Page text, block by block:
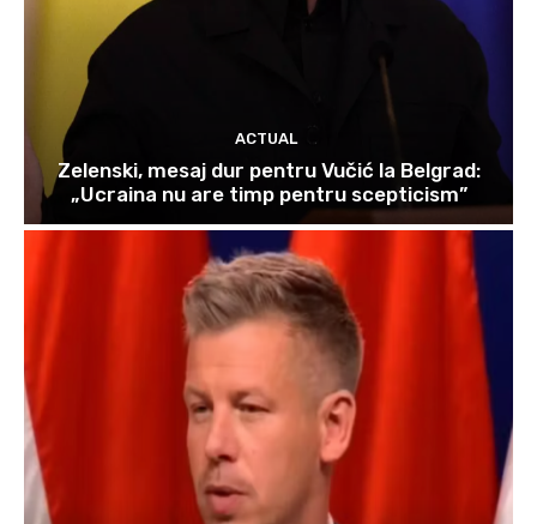
ACTUAL
Zelenski, mesaj dur pentru Vučić la Belgrad:
„Ucraina nu are timp pentru scepticism”